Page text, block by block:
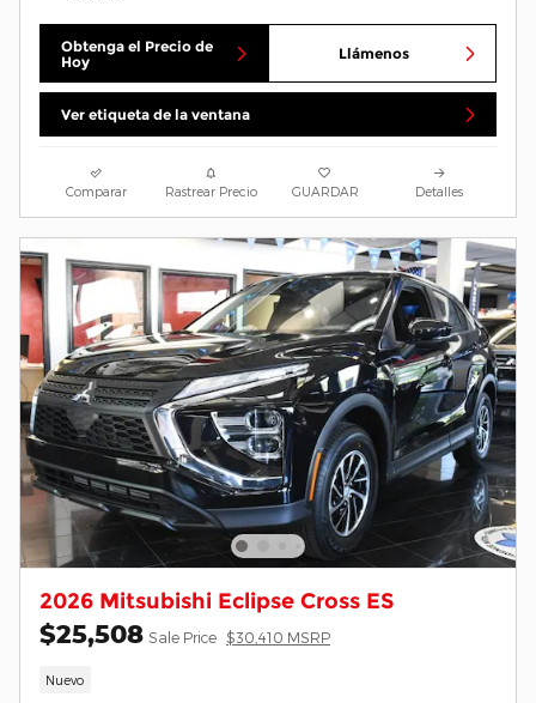
Obtenga el Precio de
Hoy
Llámenos
Ver etiqueta de la ventana
Comparar Rastrear Precio GUARDAR Detalles
2026 Mitsubishi Eclipse Cross ES
$25,508 Sale Price $30,410 MSRP
Nuevo